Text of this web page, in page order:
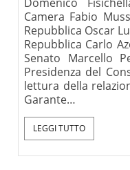
Camera Fabio
Repubblica Oscar
Repubblica Carlo
Senato Marcello
Presidenza del
lettura della
Garante…
LEGGI TUTTO